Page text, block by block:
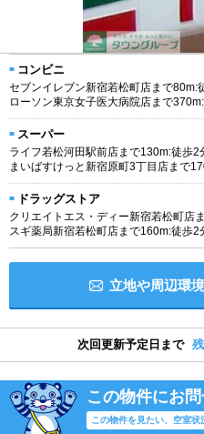
コンビニ
セブンイレブン新宿若松町店まで80m:
ローソン東京女子医大病院店まで
スーパー
ライフ若松河田駅前店まで130m:徒歩2
まいばすけっと新宿原町3丁目店まで
ドラッグストア
クリエイトエス・ディー新宿若松町店
スギ薬局新宿若松町店まで160m:徒歩2
立地や周辺環
次回更新予定日まで
この物件にお
この物件を見たい、空室状